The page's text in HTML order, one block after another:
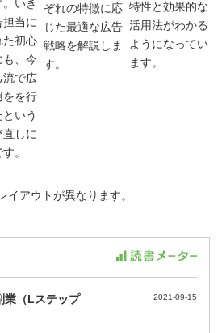
いき
担当に
た初心
も、今
流で広
をを行
いう
しに
。
ぞれの特徴に応
じた最適な広告
戦略を解説しま
す。
特性と効果的な
活用法がわかる
ようになってい
ます。
アウトが異なります。
業（Lステップ
2021-09-15